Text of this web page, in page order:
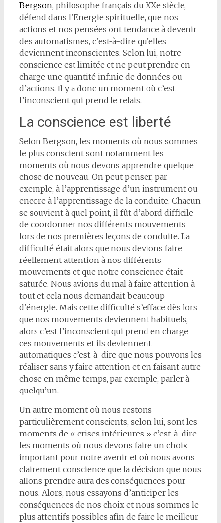
Bergson, philosophe français du XXe siècle,
défend dans l’Energie spirituelle, que nos
actions et nos pensées ont tendance à devenir
des automatismes, c’est-à-dire qu’elles
deviennent inconscientes. Selon lui, notre
conscience est limitée et ne peut prendre en
charge une quantité infinie de données ou
d’actions. Il y a donc un moment où c’est
l’inconscient qui prend le relais.
La conscience est liberté
Selon Bergson, les moments où nous sommes
le plus conscient sont notamment les
moments où nous devons apprendre quelque
chose de nouveau. On peut penser, par
exemple, à l’apprentissage d’un instrument ou
encore à l’apprentissage de la conduite. Chacun
se souvient à quel point, il fût d’abord difficile
de coordonner nos différents mouvements
lors de nos premières leçons de conduite. La
difficulté était alors que nous devions faire
réellement attention à nos différents
mouvements et que notre conscience était
saturée. Nous avions du mal à faire attention à
tout et cela nous demandait beaucoup
d’énergie. Mais cette difficulté s’efface dès lors
que nos mouvements deviennent habituels,
alors c’est l’inconscient qui prend en charge
ces mouvements et ils deviennent
automatiques c’est-à-dire que nous pouvons les
réaliser sans y faire attention et en faisant autre
chose en même temps, par exemple, parler à
quelqu’un.
Un autre moment où nous restons
particulièrement conscients, selon lui, sont les
moments de « crises intérieures » c’est-à-dire
les moments où nous devons faire un choix
important pour notre avenir et où nous avons
clairement conscience que la décision que nous
allons prendre aura des conséquences pour
nous. Alors, nous essayons d’anticiper les
conséquences de nos choix et nous sommes le
plus attentifs possibles afin de faire le meilleur